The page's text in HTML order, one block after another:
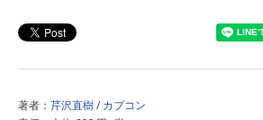
著者： 芹沢直樹/ カプコン